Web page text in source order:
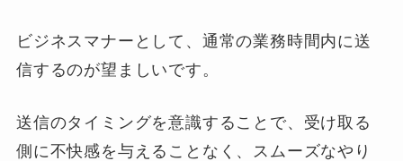
ビジネスマナーとして、通常の業務時間内に送
信するのが望ましいです。
送信のタイミングを意識することで、受け取る
側に不快感を与えることなく、スムーズなやり